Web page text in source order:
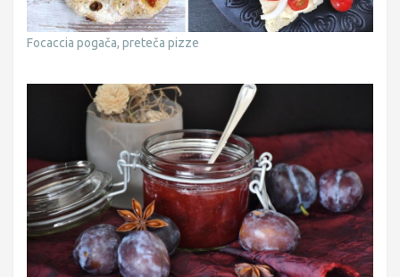
Focaccia pogača, preteča pizze